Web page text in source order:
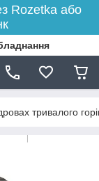
Rozetka або
тривалого